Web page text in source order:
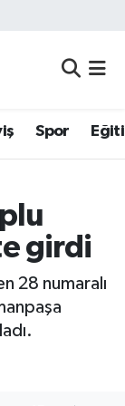
Spor
girdi
28 numaralı